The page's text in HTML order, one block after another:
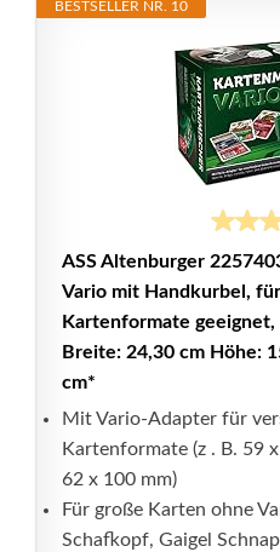
BESTSELLER NR. 10
ASS Altenburger
Vario mit Handkurbel,
Kartenformate
Breite: 24,30 cm Höhe:
cm*
Mit Vario-Adapter für
Kartenformate (z . B. 59
62 x 100 mm)
Für große Karten ohne
Schafkopf, Gaigel